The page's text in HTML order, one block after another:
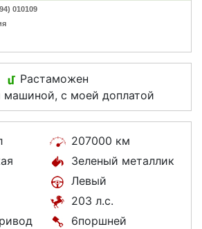
010109
Растаможен
машиной, с моей доплатой
207000 км
Зеленый металлик
Левый
203 л.с.
6поршней